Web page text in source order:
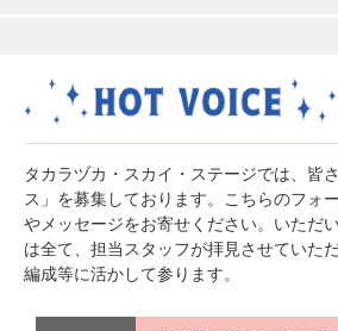
タカラヅカ・スカイ・ステージでは、皆
ス」を募集しております。こちらのフォ
やメッセージをお寄せください。いただ
は全て、担当スタッフが拝見させていた
編成等に活かして参ります。